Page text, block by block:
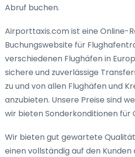
Abruf buchen.
Airporttaxis.com ist eine Online-
Buchungswebsite für
verschiedenen Flughäfen in
sichere und zuverlässige
zu und von allen Flughäfen und
anzubieten. Unsere Preise sind
wir bieten Sonderkonditionen für
Wir bieten gut gewartete
einen vollständig auf den